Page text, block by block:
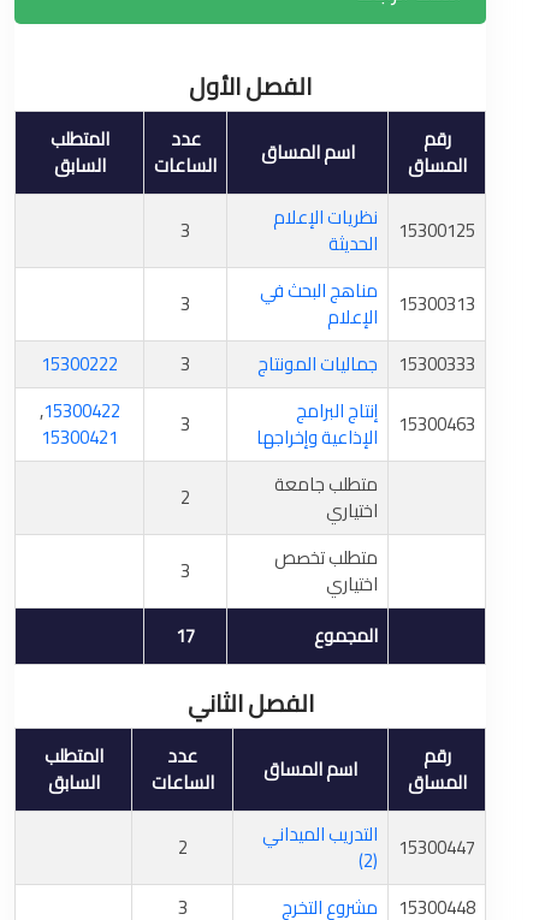
الفصل الأول
رقم
المساق اسم المساق عدد
الساعات
المتطلب
السابق
15300125
نظريات الإعلام
الحديثة 3
15300313 مناهج البحث في
الإعلام
3
15300333
جماليات المونتاج 3
15300222
15300463
إنتاج البرامج
الإذاعية وإخراجها 3
15300422
,
15300421
متطلب جامعة
اختياري
2
متطلب تخصص
اختياري
3
المجموع
17
الفصل الثاني
رقم
المساق اسم المساق عدد
الساعات
المتطلب
السابق
15300447
التدريب الميداني
(2)
2
15300448
مشروع التخرج
3